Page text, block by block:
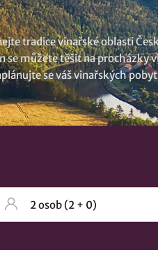
tradice vinařské oblasti
se můžete těšit na procházky
se váš vinařských